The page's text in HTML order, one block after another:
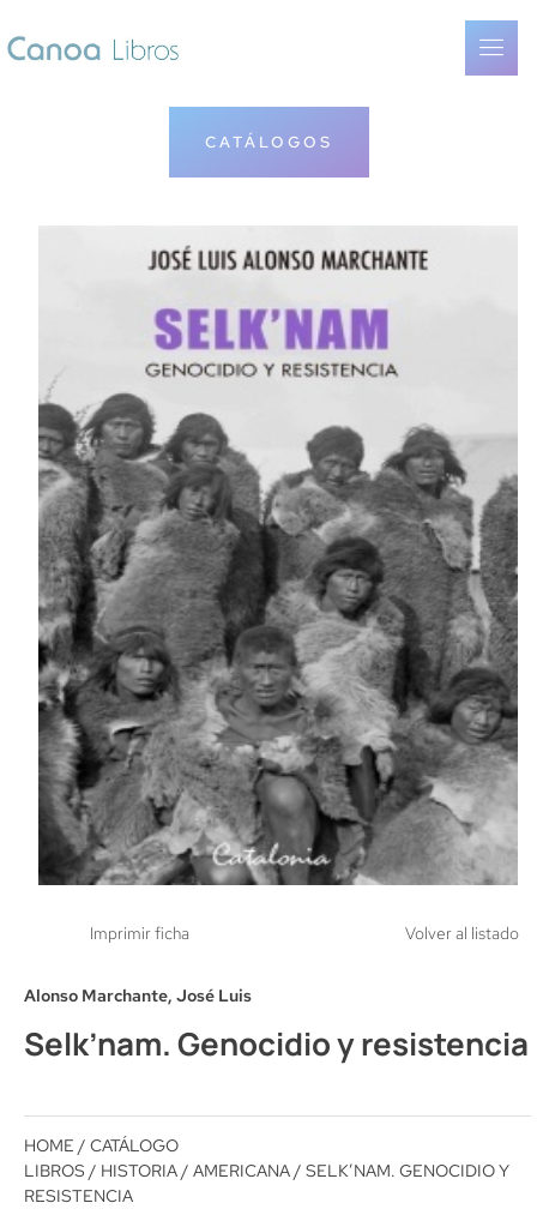
CATÁLOGOS
Imprimir ficha Volver al listado
Alonso Marchante, José Luis
Selk’nam. Genocidio y resistencia
HOME / CATÁLOGO
LIBROS / HISTORIA/ AMERICANA/ SELK’NAM. GENOCIDIO Y
RESISTENCIA